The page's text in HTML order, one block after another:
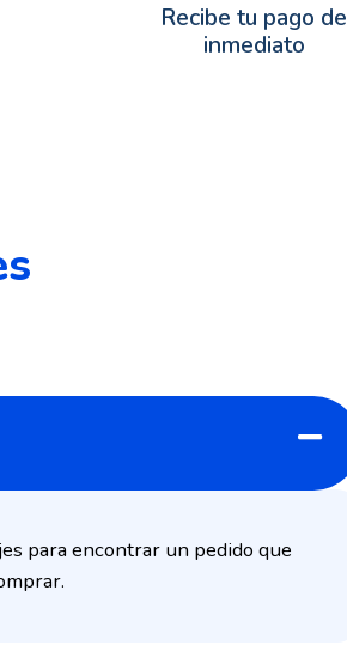
Recibe tu pago de
inmediato
para encontrar un pedido que